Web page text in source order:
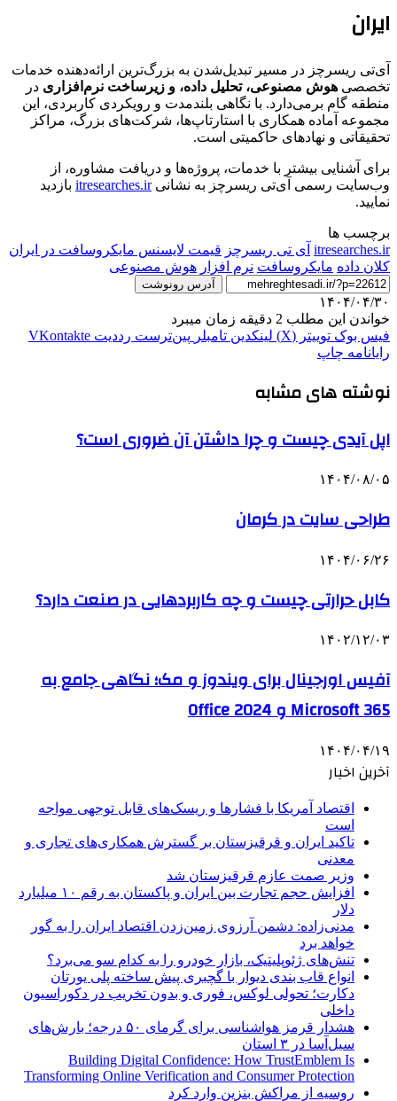
ایران
آی‌تی ریسرچز در مسیر تبدیل‌شدن به بزرگ‌ترین ارائه‌دهنده خدمات
تخصصی هوش مصنوعی، تحلیل داده، و زیرساخت نرم‌افزاری در
منطقه گام برمی‌دارد. با نگاهی بلندمدت و رویکردی کاربردی، این
مجموعه آماده همکاری با استارتاپ‌ها، شرکت‌های بزرگ، مراکز
تحقیقاتی و نهادهای حاکمیتی است.
برای آشنایی بیشتر با خدمات، پروژه‌ها و دریافت مشاوره، از
وب‌سایت رسمی آی‌تی ریسرچز به نشانیitresearches.ir بازدید
نمایید.
برچسب ها
itresearches.ir آی تی ریسرچز قیمت لایسنس مایکروسافت در ایران
کلان داده مایکروسافت نرم‌ افزار هوش مصنوعی
آدرس رونوشت
۱۴۰۴/۰۴/۳۰
خواندن این مطلب 2 دقیقه زمان میبرد
فیس بوک توییتر (X) لینکدین ‫تامبلر ‫پین‌ترست ‫رددیت ‫VKontakte
رایانامه چاپ
نوشته های مشابه
اپل آیدی چیست و چرا داشتن آن ضروری است؟
۱۴۰۴/۰۸/۰۵
طراحی سایت در کرمان
۱۴۰۴/۰۶/۲۶
کابل حرارتی چیست و چه کاربردهایی در صنعت دارد؟
۱۴۰۲/۱۲/۰۳
آفیس اورجینال برای ویندوز و مک؛ نگاهی جامع به
Microsoft 365 و Office 2024
۱۴۰۴/۰۴/۱۹
آخرین اخبار
اقتصاد آمریکا با فشارها و ریسک‌های قابل توجهی مواجه
است
تاکید ایران و قرقیزستان بر گسترش همکاری‌های تجاری و
معدنی
وزیر صمت عازم قرقیزستان شد
افزایش حجم تجارت بین ایران و پاکستان به رقم ۱۰ میلیارد
دلار
مدنی‌زاده: دشمن آرزوی زمین‌زدن اقتصاد ایران را به گور
خواهد برد
تنش‌های ژئوپلیتیک، بازار خودرو را به کدام سو می‌برد؟
انواع قاب بندی دیوار با گچبری پیش ساخته پلی یورتان
دکارت؛ تحولی لوکس، فوری و بدون تخریب در دکوراسیون
داخلی
هشدار قرمز هواشناسی برای گرمای ۵۰ درجه؛ بارش‌های
سیل‌آسا در ۳ استان
Building Digital Confidence: How TrustEmblem Is
Transforming Online Verification and Consumer Protection
روسیه از مراکش بنزین وارد کرد